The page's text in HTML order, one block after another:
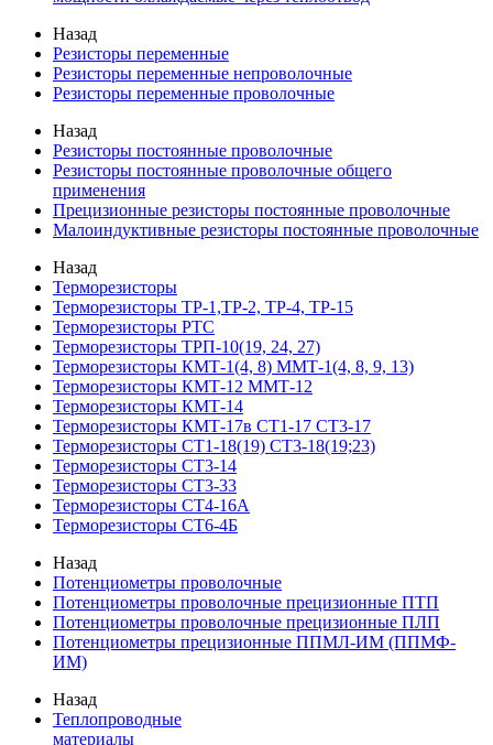
Назад
Резисторы переменные
Резисторы переменные непроволочные
Резисторы переменные проволочные
Назад
Резисторы постоянные проволочные
Резисторы постоянные проволочные общего
применения
Прецизионные резисторы постоянные проволочные
Малоиндуктивные резисторы постоянные проволочные
Назад
Терморезисторы
Терморезисторы ТР-1,ТР-2, ТР-4, ТР-15
Терморезисторы РТС
Терморезисторы ТРП-10(19, 24, 27)
Терморезисторы КМТ-1(4, 8) ММТ-1(4, 8, 9, 13)
Терморезисторы КМТ-12 ММТ-12
Терморезисторы КМТ-14
Терморезисторы КМТ-17в СТ1-17 СТ3-17
Терморезисторы СТ1-18(19) СТ3-18(19;23)
Терморезисторы СТ3-14
Терморезисторы СТ3-33
Терморезисторы СТ4-16А
Терморезисторы СТ6-4Б
Назад
Потенциометры проволочные
Потенциометры проволочные прецизионные ПТП
Потенциометры проволочные прецизионные ПЛП
Потенциометры прецизионные ППМЛ-ИМ (ППМФ-
ИМ)
Назад
Теплопроводные
материалы